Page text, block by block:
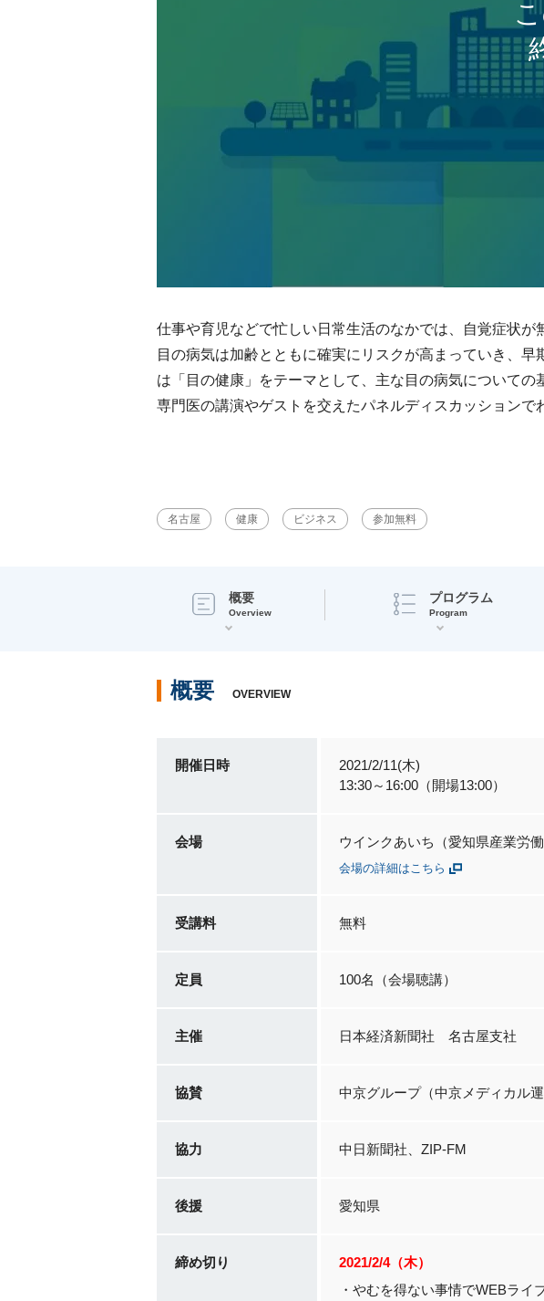
仕事や育児などで忙しい日常生活のなかでは、自覚症状
目の病気は加齢とともに確実にリスクが高まっていき、
は「目の健康」をテーマとして、主な目の病気について
専門医の講演やゲストを交えたパネルディスカッションで
名古屋 健康 ビジネス 参加無料
概要
Overview
プログラム
Program
概要 OVERVIEW
開催日時
2021/2/11(木)
13:30～16:00（開場13:00）
会場 ウインクあいち（愛知県産業労
会場の詳細はこちら
受講料 無料
定員 100名（会場聴講）
主催 日本経済新聞社 名古屋支社
協賛 中京グループ（中京メディカル運
協力 中日新聞社、ZIP-FM
後援 愛知県
締め切り
2021/2/4（木）
・やむを得ない事情でWEBライ